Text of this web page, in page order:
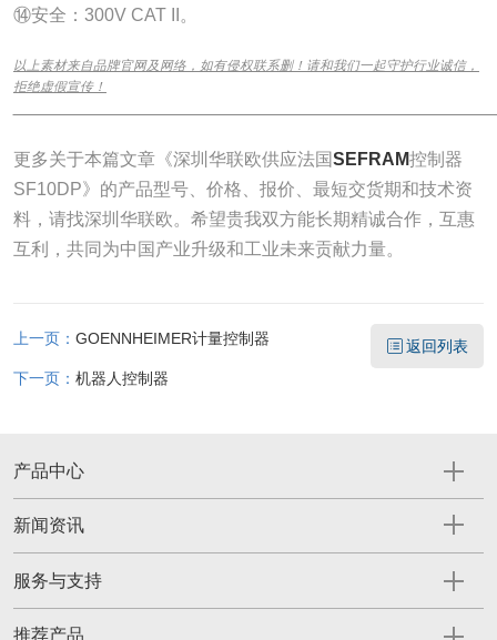
⑭安全：300V CAT II。
以上素材来自品牌官网及网络，如有侵权联系删！请和我们一起守护行业诚信，
拒绝虚假宣传！
更多关于本篇文章《深圳华联欧供应法国SEFRAM控制器
SF10DP》的产品型号、价格、报价、最短交货期和技术资
料，请找深圳华联欧。希望贵我双方能长期精诚合作，互惠
互利，共同为中国产业升级和工业未来贡献力量。
上一页： GOENNHEIMER计量控制器
下一页： 机器人控制器
返回列表
产品中心
新闻资讯
服务与支持
推荐产品